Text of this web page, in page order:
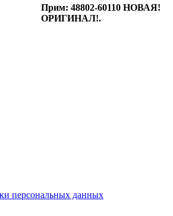
Прим: 48802-60110 НОВАЯ!
ОРИГИНАЛ!.
персональных данных